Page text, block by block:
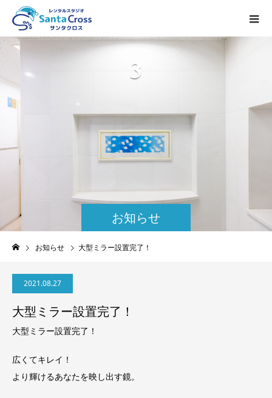
お知らせ
お知らせ 大型ミラー設置完了！
2021.08.27
大型ミラー設置完了！
大型ミラー設置完了！
広くてキレイ！
より輝けるあなたを映し出す鏡。